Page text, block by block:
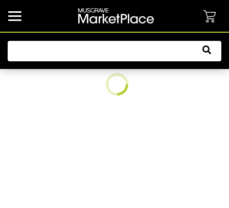
common.button.navbarCollapsed.text